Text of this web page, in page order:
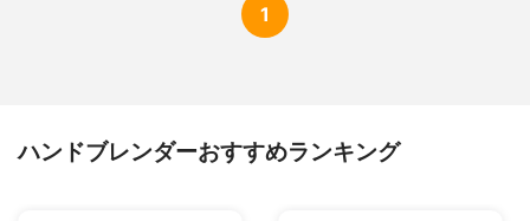
1
ハンドブレンダーおすすめランキング